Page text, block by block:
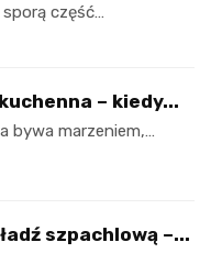
część…
– kiedy...
bywa marzeniem,…
szpachlową –...